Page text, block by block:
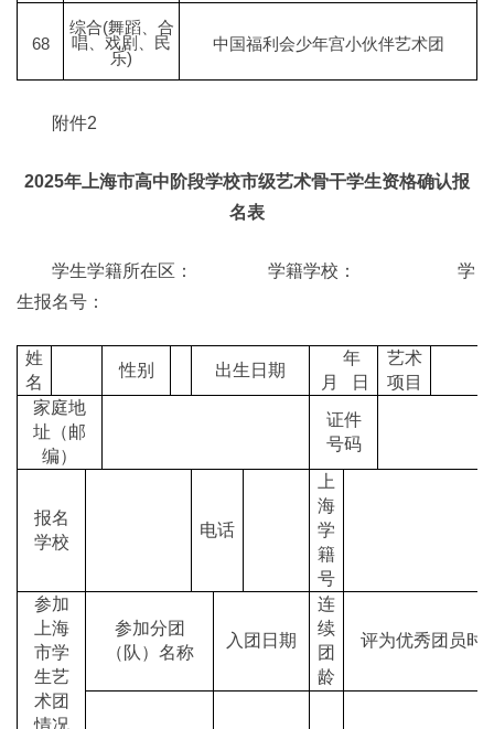
68
综合(舞蹈、合
唱、戏剧、民
乐)
中国福利会少年宫小伙伴艺术团
附件2
2025年上海市高中阶段学校市级艺术骨干学生资格确认报
名表
学生学籍所在区： 学籍学校： 学
生报名号：
姓
名
性别 出生日期
年
月 日
艺术
项目
家庭地
址（邮
编）
证件
号码
报名
学校
电话
上
海
学
籍
号
参加
上海
市学
生艺
术团
情况
参加分团
（队）名称
入团日期
连
续
团
龄
评为优秀团员时